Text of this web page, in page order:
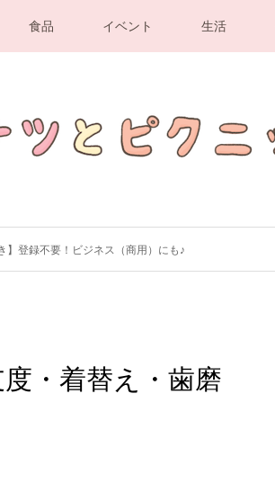
食品 イベント 生活
】登録不要！ビジネス（商用）にも♪
・着替え・歯磨